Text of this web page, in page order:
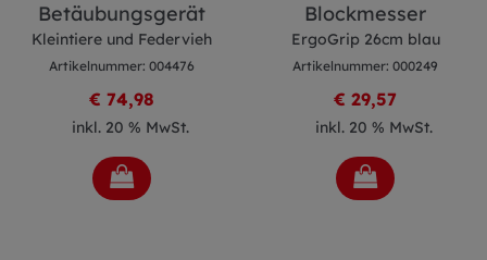
Betäubungsgerät
Kleintiere und Federvieh
Artikelnummer: 004476
€ 74,98
inkl. 20 % MwSt.
Blockmesser
ErgoGrip 26cm blau
Artikelnummer: 000249
€ 29,57
inkl. 20 % MwSt.